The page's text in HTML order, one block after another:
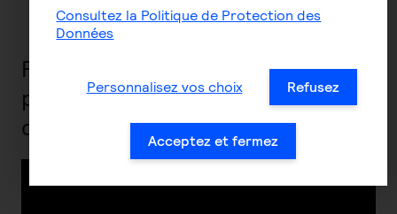
Retrouvez en vidéographie les
points forts de la mutualisation
de branches
Consultez la Politique de Protection des
Données
Personnalisez vos choix Refusez
Acceptez et fermez